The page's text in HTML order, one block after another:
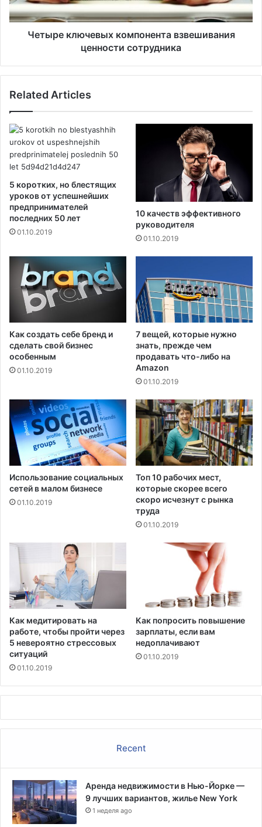
к
о
о
п
и
я
S
t
a
t
u
s
M
л
ю
к
п
о
н
е
н
т
а
в
з
е
и
ц
е
с
т
о
т
р
у
Четыре ключевых компонента взвешивания
ценности сотрудника
Related Articles
5 коротких, но блестящих
уроков от успешнейших
предпринимателей
последних 50 лет
01.10.2019
10 качеств эффективного
руководителя
01.10.2019
Как создать себе бренд и
сделать свой бизнес
особенным
01.10.2019
7 вещей, которые нужно
знать, прежде чем
продавать что-либо на
Amazon
01.10.2019
Использование социальных
сетей в малом бизнесе
01.10.2019
Топ 10 рабочих мест,
которые скорее всего
скоро исчезнут с рынка
труда
01.10.2019
Как медитировать на
работе, чтобы пройти через
5 невероятно стрессовых
ситуаций
01.10.2019
Как попросить повышение
зарплаты, если вам
недоплачивают
01.10.2019
Recent
Аренда недвижимости в Нью-Йорке —
9 лучших вариантов, жилье New York
1 неделя ago